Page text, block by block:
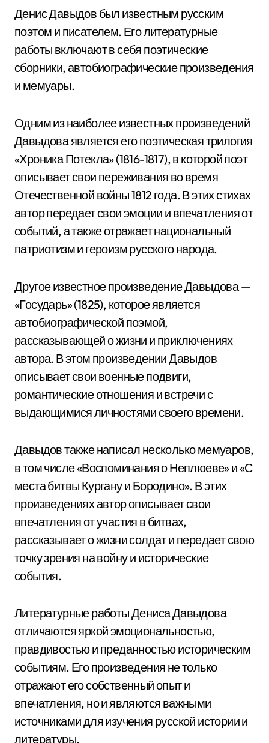
Денис Давыдов был известным русским
поэтом и писателем. Его литературные
работы включают в себя поэтические
сборники, автобиографические произведения
и мемуары.
Одним из наиболее известных произведений
Давыдова является его поэтическая трилогия
«Хроника Потекла» (1816-1817), в которой поэт
описывает свои переживания во время
Отечественной войны 1812 года. В этих стихах
автор передает свои эмоции и впечатления от
событий, а также отражает национальный
патриотизм и героизм русского народа.
Другое известное произведение Давыдова —
«Государь» (1825), которое является
автобиографической поэмой,
рассказывающей о жизни и приключениях
автора. В этом произведении Давыдов
описывает свои военные подвиги,
романтические отношения и встречи с
выдающимися личностями своего времени.
Давыдов также написал несколько мемуаров,
в том числе «Воспоминания о Неплюеве» и «С
места битвы Кургану и Бородино». В этих
произведениях автор описывает свои
впечатления от участия в битвах,
рассказывает о жизни солдат и передает свою
точку зрения на войну и исторические
события.
Литературные работы Дениса Давыдова
отличаются яркой эмоциональностью,
правдивостью и преданностью историческим
событиям. Его произведения не только
отражают его собственный опыт и
впечатления, но и являются важными
источниками для изучения русской истории и
литературы.